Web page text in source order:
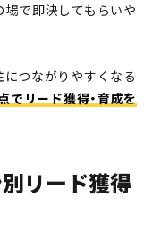
場で即決してもらいや
につながりやすくなる
でリード獲得・育成を
リード獲得